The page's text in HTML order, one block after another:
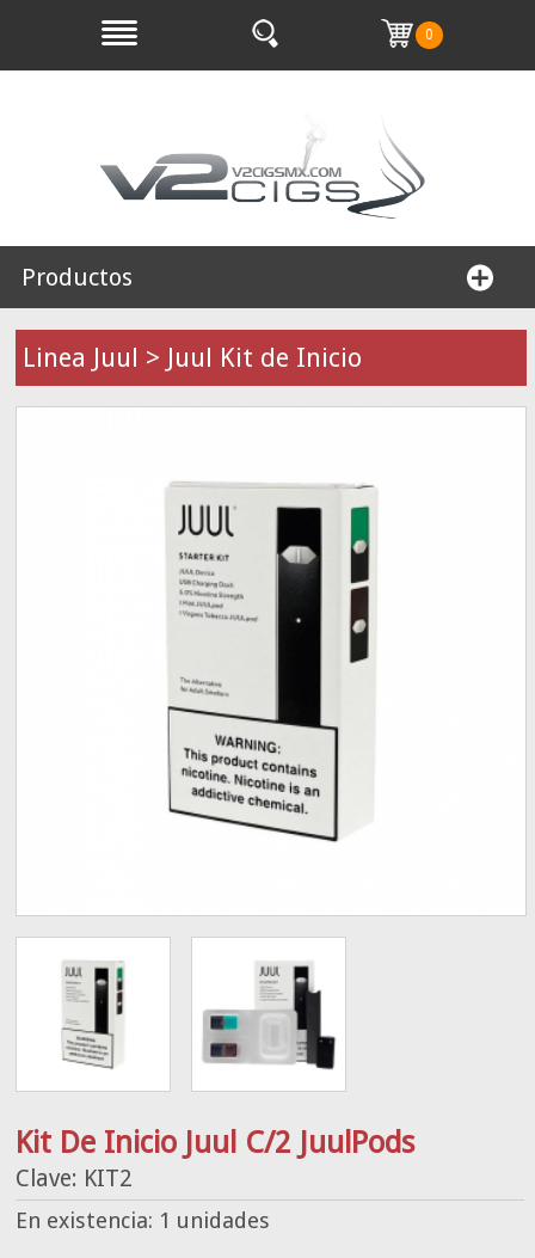
0
Productos
Linea Juul > Juul Kit de Inicio
Kit De Inicio Juul C/2 JuulPods
Clave: KIT2
En existencia: 1 unidades